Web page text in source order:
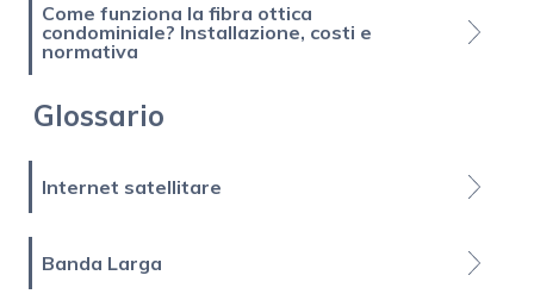
Come funziona la fibra ottica
condominiale? Installazione, costi e
normativa
Glossario
Internet satellitare
Banda Larga